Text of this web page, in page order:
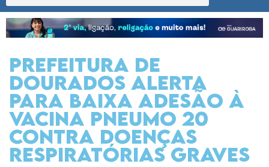
Prefeitura de
Dourados alerta
para baixa adesão à
vacina Pneumo 20
contra doenças
respiratórias graves